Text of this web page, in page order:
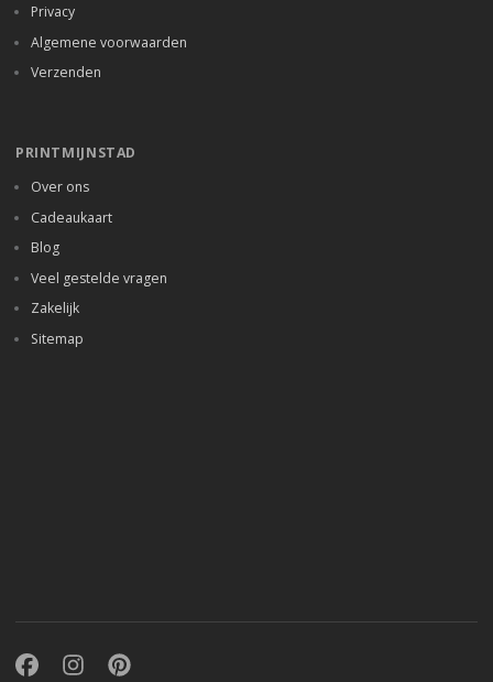
Privacy
Algemene voorwaarden
Verzenden
PRINTMIJNSTAD
Over ons
Cadeaukaart
Blog
Veel gestelde vragen
Zakelijk
Sitemap
FacebookInstagramPinterest